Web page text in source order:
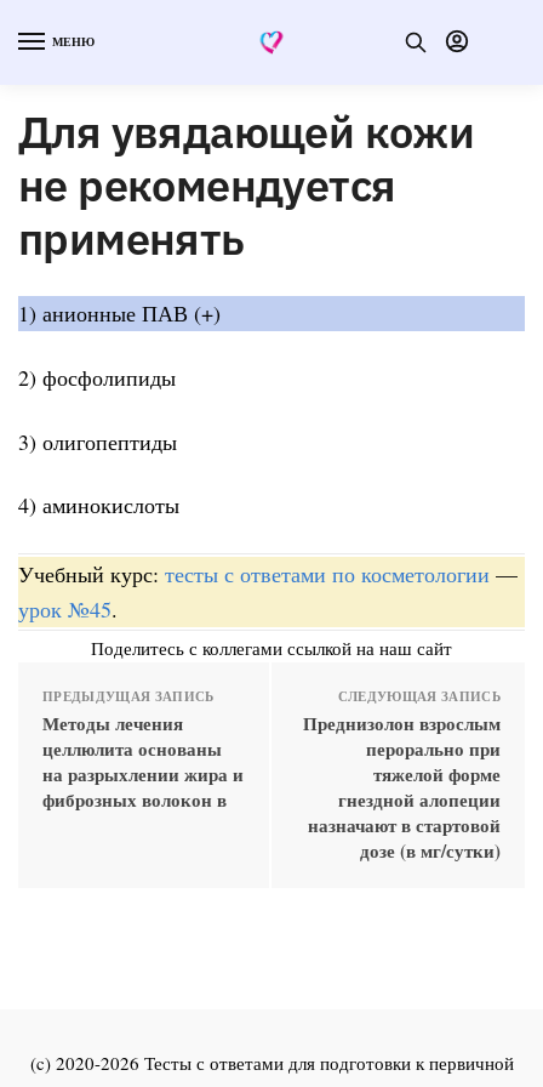
МЕНЮ
Для увядающей кожи
не рекомендуется
применять
1) анионные ПАВ (+)
2) фосфолипиды
3) олигопептиды
4) аминокислоты
Учебный курс: тесты с ответами по косметологии —
урок №45.
Поделитесь с коллегами ссылкой на наш сайт
ПРЕДЫДУЩАЯ ЗАПИСЬ
Методы лечения
целлюлита основаны
на разрыхлении жира и
фиброзных волокон в
СЛЕДУЮЩАЯ ЗАПИСЬ
Преднизолон взрослым
перорально при
тяжелой форме
гнездной алопеции
назначают в стартовой
дозе (в мг/сутки)
(c) 2020-2026 Тесты с ответами для подготовки к первичной